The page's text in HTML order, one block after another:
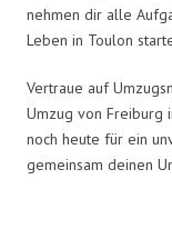
nehmen dir alle
Leben in Toulon
Vertraue auf
Umzug von Freiburg
noch heute für ein
gemeinsam deinen